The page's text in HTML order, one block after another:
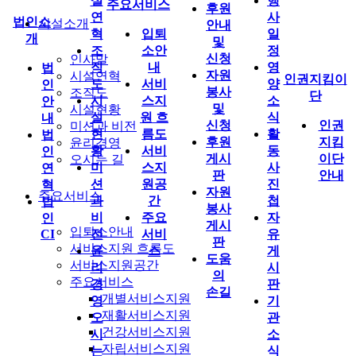
시설소개
인사말
시설연혁
조직도
시설현황
미션과 비전
윤리경영
오시는 길
주요서비스
입퇴소안내
서비스지원 흐름도
서비스지원공간
주요서비스
개별서비스지원
재활서비스지원
건강서비스지원
자립서비스지원
법인소
개
법
인
안
내
법
인
연
혁
법
인
CI
연
혁
조
직
도
시
설
현
황
미
션
과
비
전
윤
리
경
영
오
시
는
주요서비스
입퇴
소안
내
서비
스지
원 흐
름도
서비
스지
원공
간
주요
서비
스
후원
안내
및
신청
자원
봉사
및
신청
후원
게시
판
자원
봉사
게시
판
도움
의
손길
사
일
정
영
양
소
식
활
동
사
진
첩
자
유
게
시
판
기
관
소
식
인권지킴이
단
인권
지킴
이단
안내